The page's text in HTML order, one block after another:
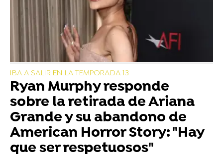
IBA A SALIR EN LA TEMPORADA 13
Ryan Murphy responde
sobre la retirada de Ariana
Grande y su abandono de
American Horror Story: "Hay
que ser respetuosos"